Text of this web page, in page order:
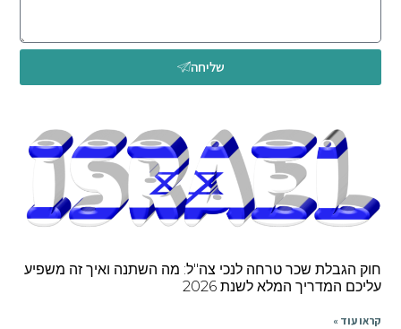
שליחה
הגבלת שכר טרחה לנכי צה"ל: מה השתנה ואיך זה משפיע
המדריך המלא לשנת 2026
עוד »